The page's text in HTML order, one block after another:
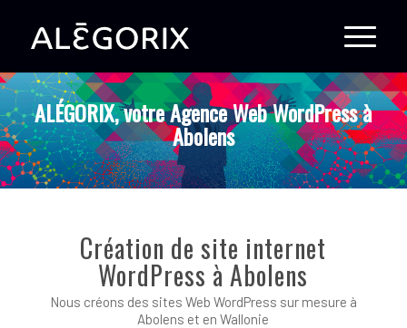
ALÉGORIX, votre Agence Web WordPress à
Abolens
Création de site internet
WordPress à Abolens
Nous créons des sites Web WordPress sur mesure à
Abolens et en Wallonie